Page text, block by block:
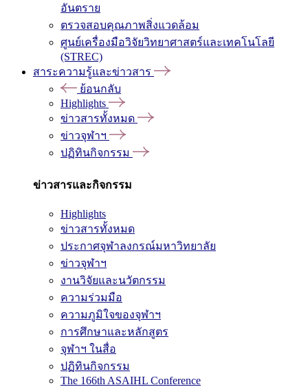
อันตราย
ตรวจสอบคุณภาพสิ่งแวดล้อม
ศูนย์เครื่องมือวิจัยวิทยาศาสตร์และเทคโนโลยี
(STREC)
สาระความรู้และข่าวสาร
ย้อนกลับ
Highlights
ข่าวสารทั้งหมด
ข่าวจุฬาฯ
ปฏิทินกิจกรรม
ข่าวสารและกิจกรรม
Highlights
ข่าวสารทั้งหมด
ประกาศจุฬาลงกรณ์มหาวิทยาลัย
ข่าวจุฬาฯ
งานวิจัยและนวัตกรรม
ความร่วมมือ
ความภูมิใจของจุฬาฯ
การศึกษาและหลักสูตร
จุฬาฯ ในสื่อ
ปฏิทินกิจกรรม
The 166th ASAIHL Conference